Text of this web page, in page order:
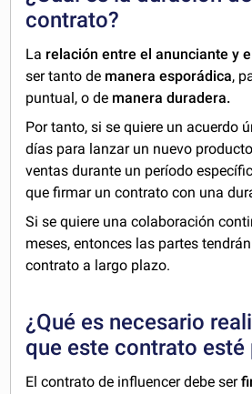
contrato?
La relación entre el anunciante y
ser tanto de manera esporádica,
puntual, o de manera duradera.
Por tanto, si se quiere un acuerdo
días para lanzar un nuevo
ventas durante un período
que firmar un contrato con una
Si se quiere una colaboración
meses, entonces las partes
contrato a largo plazo.
¿Qué es necesario
que este contrato esté
El contrato de influencer debe ser